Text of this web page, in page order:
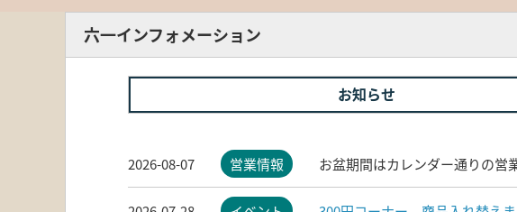
六一インフォメーション
お知らせ
2026-08-07 営業情報 お盆期間はカレンダー通りの営